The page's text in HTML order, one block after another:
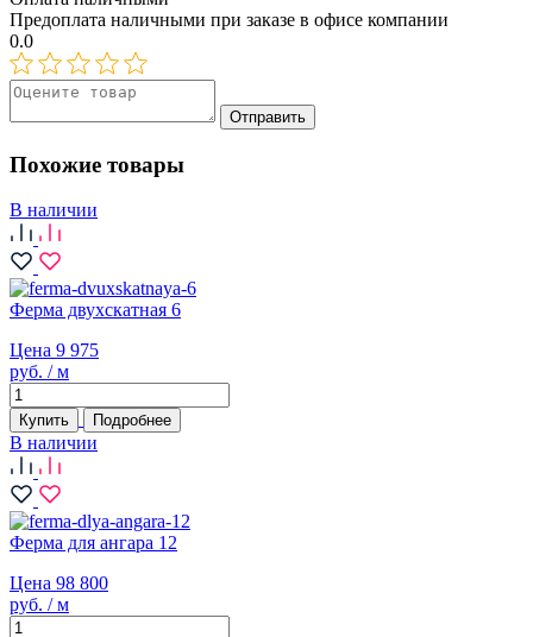
Предоплата наличными при заказе в офисе компании
0.0
Отправить
Похожие товары
В наличии
Ферма двухскатная 6
Цена 9 975
руб. / м
Купить Подробнее
В наличии
Ферма для ангара 12
Цена 98 800
руб. / м